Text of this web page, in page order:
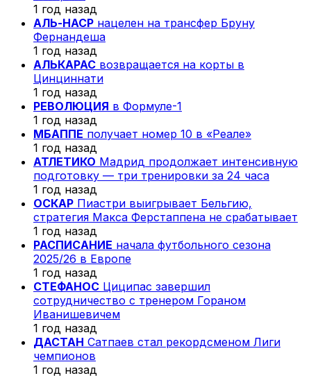
1 год назад
АЛЬ-НАСР нацелен на трансфер Бруну
Фернандеша
1 год назад
АЛЬКАРАС возвращается на корты в
Цинциннати
1 год назад
РЕВОЛЮЦИЯ в Формуле-1
1 год назад
МБАППЕ получает номер 10 в «Реале»
1 год назад
АТЛЕТИКО Мадрид продолжает интенсивную
подготовку — три тренировки за 24 часа
1 год назад
ОСКАР Пиастри выигрывает Бельгию,
стратегия Макса Ферстаппена не срабатывает
1 год назад
РАСПИСАНИЕ начала футбольного сезона
2025/26 в Европе
1 год назад
СТЕФАНОС Циципас завершил
сотрудничество с тренером Гораном
Иванишевичем
1 год назад
ДАСТАН Сатпаев стал рекордсменом Лиги
чемпионов
1 год назад